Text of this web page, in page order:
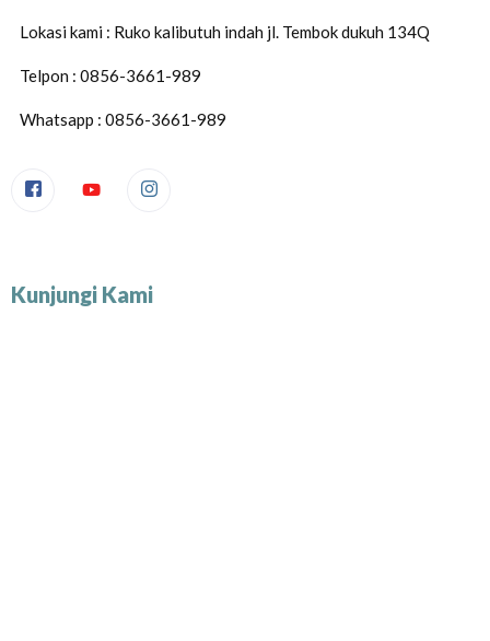
Lokasi kami : Ruko kalibutuh indah jl. Tembok dukuh 134Q
Telpon : 0856-3661-989
Whatsapp : 0856-3661-989
Kunjungi Kami